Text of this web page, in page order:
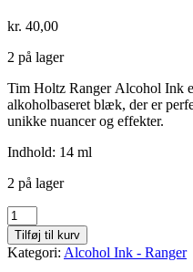
kr. 40,00
2 på lager
Tim Holtz Ranger Alcohol Ink
alkoholbaseret blæk, der er
unikke nuancer og effekter.
Indhold: 14 ml
2 på lager
Watermelon
-
566
antal
Tilføj til kurv
Kategori: Alcohol Ink - Ranger